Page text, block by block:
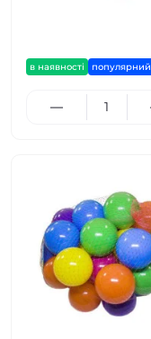
в наявності популярний